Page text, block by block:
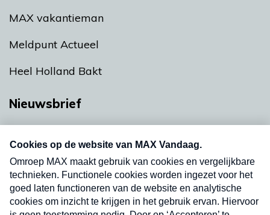
MAX vakantieman
Meldpunt Actueel
Heel Holland Bakt
Nieuwsbrief
nieuwsbrief. Elke vrijdag- en dinsdagochtend in
uw mailbox.
Verzend